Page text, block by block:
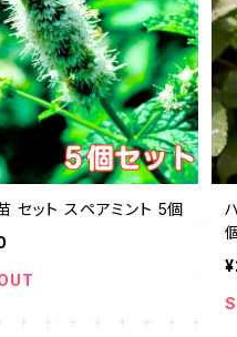
セット スペアミント 5個